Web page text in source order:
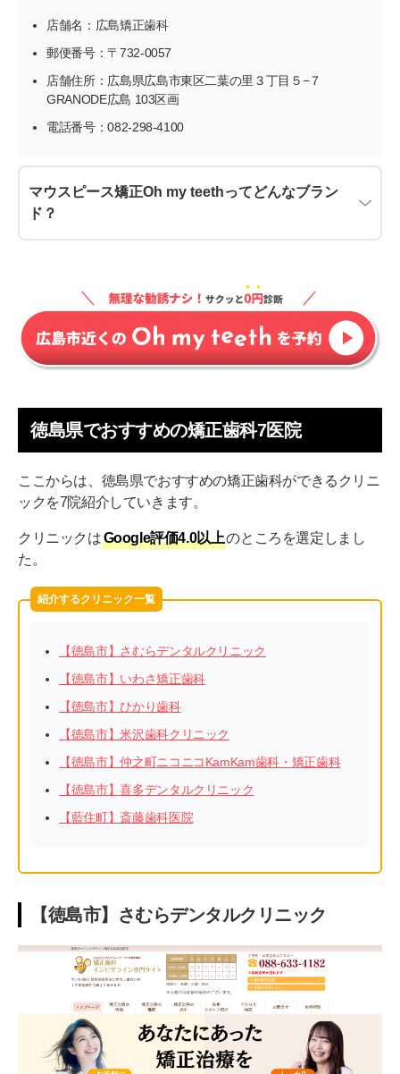
店舗名：広島矯正歯科
郵便番号：〒732-0057
店舗住所：広島県広島市東区二葉の里３丁目５−７
GRANODE広島 103区画
電話番号：082-298-4100
マウスピース矯正Oh my teethってどんなブラン
ド？
徳島県でおすすめの矯正歯科7医院
ここからは、徳島県でおすすめの矯正歯科ができるクリニ
ックを7院紹介していきます。
クリニックはGoogle評価4.0以上のところを選定しまし
た。
紹介するクリニック一覧
【徳島市】さむらデンタルクリニック
【徳島市】いわさ矯正歯科
【徳島市】ひかり歯科
【徳島市】米沢歯科クリニック
【徳島市】仲之町ニコニコKamKam歯科・矯正歯科
【徳島市】喜多デンタルクリニック
【藍住町】斎藤歯科医院
【徳島市】さむらデンタルクリニック